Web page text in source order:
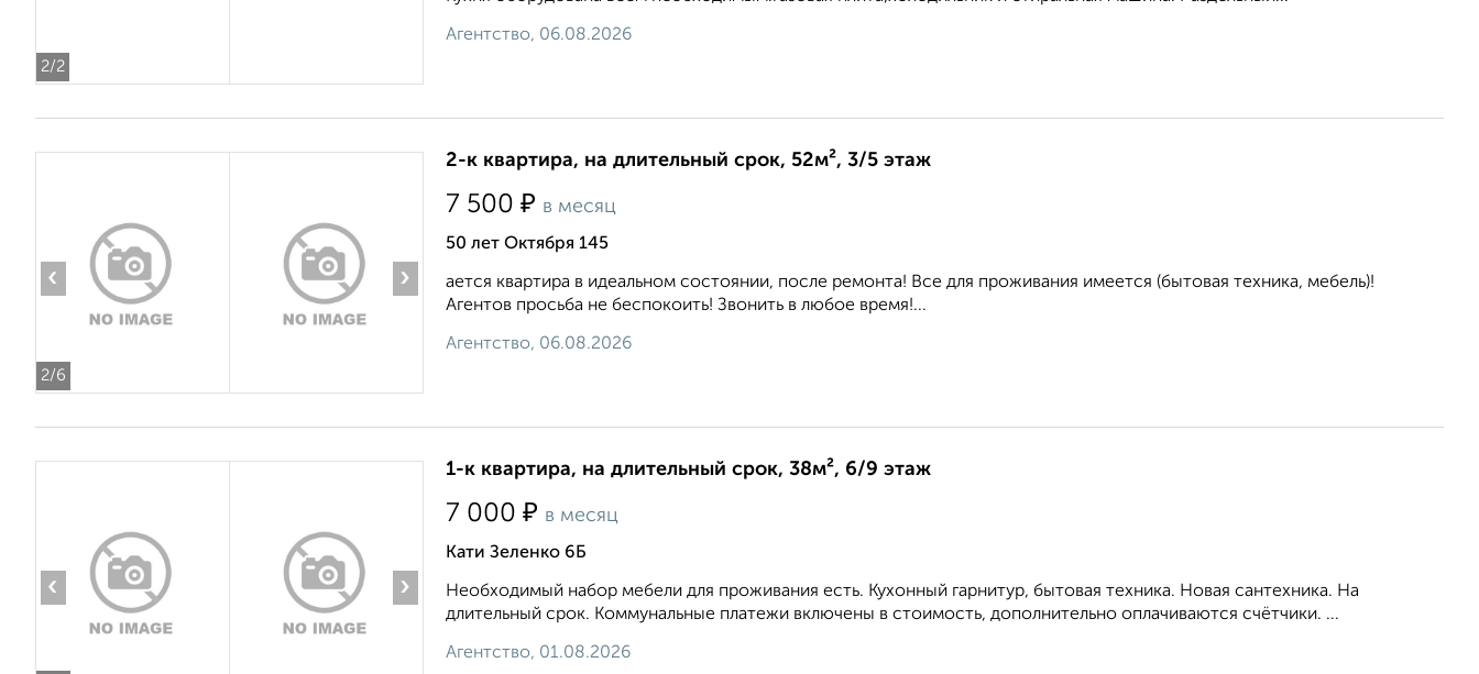
2/2
Агентство, 06.08.2026
2/6
‹ ›
2-к квартира, на длительный срок, 52м², 3/5 этаж
7 500 ₽ в месяц
50 лет Октября 145
ается квартира в идеальном состоянии, после ремонта! Все для проживания имеется (бытовая техника, мебель)!
Агентов просьба не беспокоить! Звонить в любое время!...
Агентство, 06.08.2026
‹ ›
1-к квартира, на длительный срок, 38м², 6/9 этаж
7 000 ₽ в месяц
Кати Зеленко 6Б
Необходимый набор мебели для проживания есть. Кухонный гарнитур, бытовая техника. Новая сантехника. На
длительный срок. Коммунальные платежи включены в стоимость, дополнительно оплачиваются счётчики. ...
Агентство, 01.08.2026